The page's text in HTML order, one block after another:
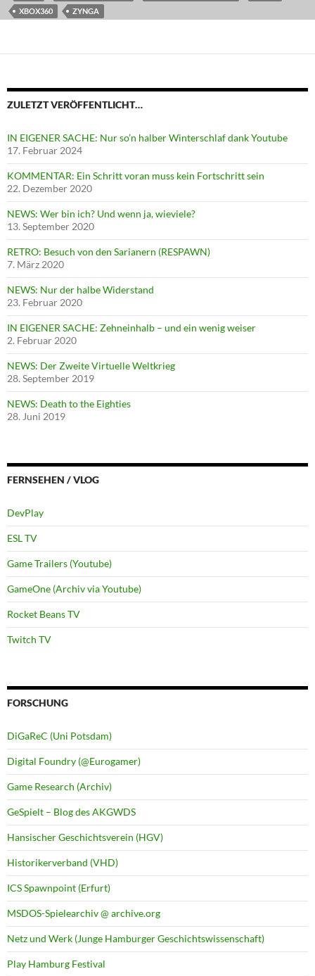
XBOX360 ZYNGA
ZULETZT VERÖFFENTLICHT…
IN EIGENER SACHE: Nur so’n halber Winterschlaf dank Youtube
17. Februar 2024
KOMMENTAR: Ein Schritt voran muss kein Fortschritt sein
22. Dezember 2020
NEWS: Wer bin ich? Und wenn ja, wieviele?
13. September 2020
RETRO: Besuch von den Sarianern (RESPAWN)
7. März 2020
NEWS: Nur der halbe Widerstand
23. Februar 2020
IN EIGENER SACHE: Zehneinhalb – und ein wenig weiser
2. Februar 2020
NEWS: Der Zweite Virtuelle Weltkrieg
28. September 2019
NEWS: Death to the Eighties
28. Juni 2019
FERNSEHEN / VLOG
DevPlay
ESL TV
Game Trailers (Youtube)
GameOne (Archiv via Youtube)
Rocket Beans TV
Twitch TV
FORSCHUNG
DiGaReC (Uni Potsdam)
Digital Foundry (@Eurogamer)
Game Research (Archiv)
GeSpielt – Blog des AKGWDS
Hansischer Geschichtsverein (HGV)
Historikerverband (VHD)
ICS Spawnpoint (Erfurt)
MSDOS-Spielearchiv @ archive.org
Netz und Werk (Junge Hamburger Geschichtswissenschaft)
Play Hamburg Festival